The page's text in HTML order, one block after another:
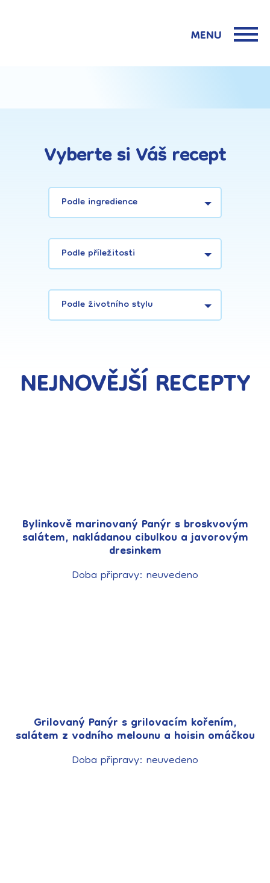
MENU
Vyberte si Váš recept
Podle ingredience
Podle příležitosti
Podle životního stylu
NEJNOVĚJŠÍ RECEPTY
Bylinkově marinovaný Panýr s broskvovým
salátem, nakládanou cibulkou a javorovým
dresinkem
Doba připravy: neuvedeno
Grilovaný Panýr s grilovacím kořením,
salátem z vodního melounu a hoisin omáčkou
Doba připravy: neuvedeno